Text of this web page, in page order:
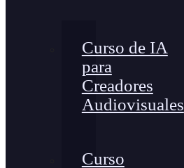
Curso de IA
para
Creadores
Audiovisuales
Curso